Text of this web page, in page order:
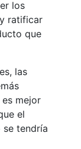
los
ratificar
que
las
mejor
el
tendría